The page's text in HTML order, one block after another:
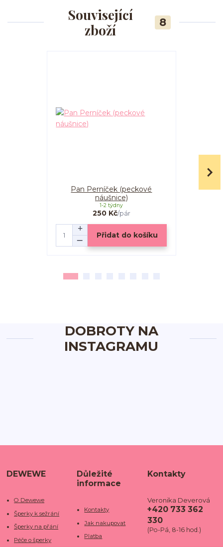
Související
zboží
8
Pan Perníček (peckové
náušnice)
250 Kč/pár
1-2 týdny
Přidat do košíku
Pan
DOBROTY NA
INSTAGRAMU
DEWEWE
O Dewewe
Šperky k sežrání
Šperky na přání
Péče o šperky
Důležité
informace
Kontakty
Jak nakupovat
Platba
Kontakty
Veronika Deverová
+420 733 362
330
(Po-Pá, 8-16 hod.)